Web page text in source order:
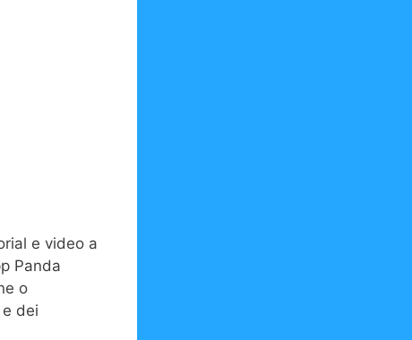
e video a
Panda
o
dei